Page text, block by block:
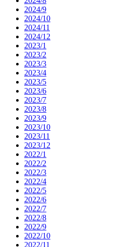
2024/9
2024/10
2024/11
2024/12
2023/1
2023/2
2023/3
2023/4
2023/5
2023/6
2023/7
2023/8
2023/9
2023/10
2023/11
2023/12
2022/1
2022/2
2022/3
2022/4
2022/5
2022/6
2022/7
2022/8
2022/9
2022/10
2022/11